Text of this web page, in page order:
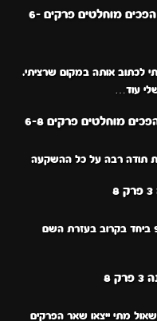
אתה ואני הפכים מוחלטים פרקים 6-
לכתוב אותה במקום שרציתי.
עוד…
מוחלטים פרקים 6-8
תודה רבה על כל ההשקעה
אנחנו עובדים על זה נעלה את פרקים 9-10 ביחד בקרוב בעזרת השם
8
מתי ייצאו שאר הפרקים